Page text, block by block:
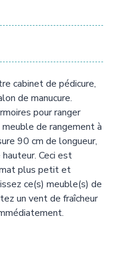
cabinet de pédicure,
de manucure.
pour ranger
de rangement à
90 cm de longueur,
Ceci est
plus petit et
ce(s) meuble(s) de
un vent de fraîcheur